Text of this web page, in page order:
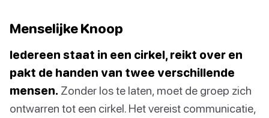
Menselijke Knoop
Iedereen staat in een cirkel, reikt over en
pakt de handen van twee verschillende
mensen. Zonder los te laten, moet de groep zich
ontwarren tot een cirkel. Het vereist communicatie,